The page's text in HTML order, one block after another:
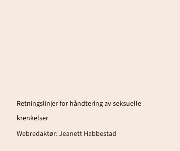
Retningslinjer for håndtering av seksuelle
krenkelser
Webredaktør:Jeanett Habbestad